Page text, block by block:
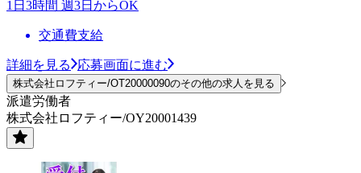
1日3時間 週3日からOK
交通費支給
詳細を見る 応募画面に進む
株式会社ロフティー/OT20000090のその他の求人を見る
派遣労働者
株式会社ロフティー/OY20001439